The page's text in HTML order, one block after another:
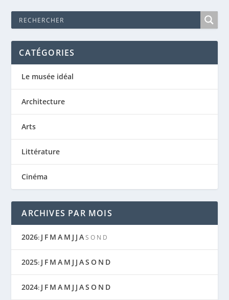
CATÉGORIES
Le musée idéal
Architecture
Arts
Littérature
Cinéma
ARCHIVES PAR MOIS
2026: J F M A M J J A S O N D
2025: J F M A M J J AS O N D
2024: J F M A M J J AS O N D